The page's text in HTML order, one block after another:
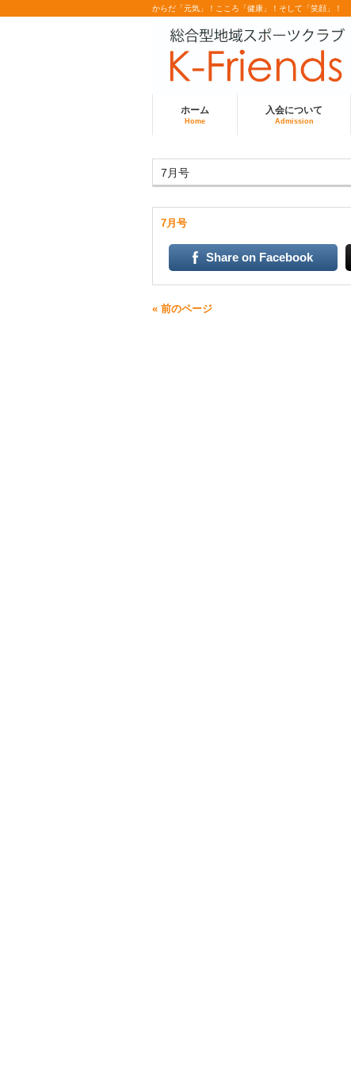
からだ「元気」！こころ「健康」！そして「笑顔」！
ホーム
Home
入会について
Admission
7月号
7月号
Share on Facebook
« 前のページ